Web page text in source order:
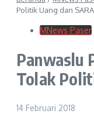
Politik Uang dan SARA
MNews Paser
Panwaslu
Tolak
14 Februari 2018